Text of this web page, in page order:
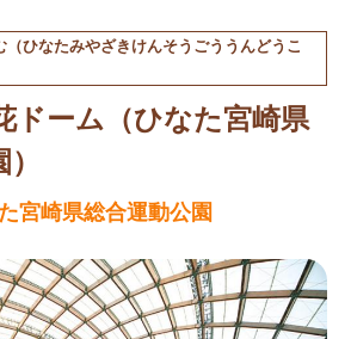
（ひなたみやざきけんそうごううんどうこ
ドーム（ひなた宮崎県
宮崎県総合運動公園